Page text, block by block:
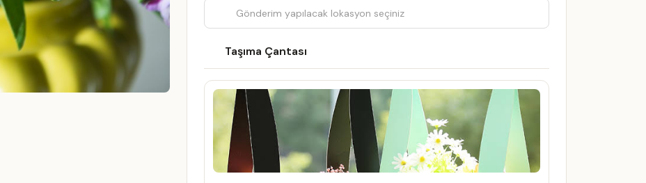
Taşıma Çantası